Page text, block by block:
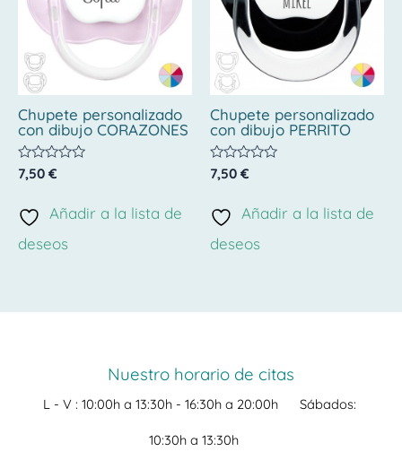
Chupete personalizado
con dibujo CORAZONES
Valorado
con
de
5
7,50 €
Añadir a la lista de
deseos
Chupete personalizado
con dibujo PERRITO
Valorado
con
de
5
7,50 €
Añadir a la lista de
deseos
Nuestro horario de citas
L - V : 10:00h a 13:30h - 16:30h a 20:00h Sábados:
10:30h a 13:30h